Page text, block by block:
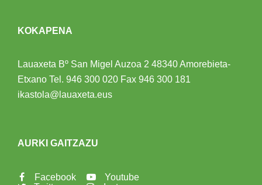
KOKAPENA
Lauaxeta Bº San Migel Auzoa 2 48340 Amorebieta-
Etxano Tel. 946 300 020 Fax 946 300 181
ikastola@lauaxeta.eus
AURKI GAITZAZU
Facebook
Youtube